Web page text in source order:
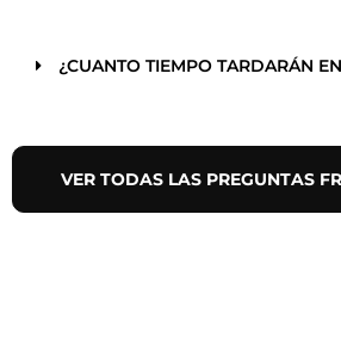
¿CUANTO TIEMPO TARDARÁN
VER TODAS LAS PREGUNTAS